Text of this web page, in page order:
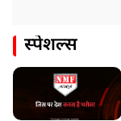
स्पेशल्स